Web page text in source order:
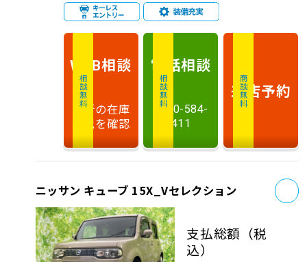
相談無料
WEB相談
最新の在庫
状況を確認
相談無料
電話相談
0120-584-
411
商談無料
来店予約
ニッサン キューブ 15X_Vセレクション
支払総額 （税
込）